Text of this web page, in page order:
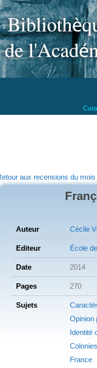
aux recensions du mois
Auteur Cécile
Editeur École
Date 2014
Pages 270
Sujets
Opinion
Identité
Colonies
France